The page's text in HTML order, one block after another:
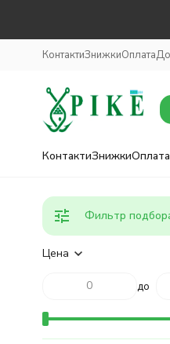
КонтактиЗнижкиОплата
КонтактиЗнижкиОплата
Фильтр
Цена
до